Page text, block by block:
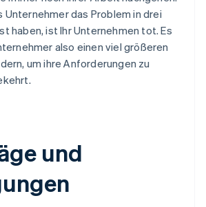
Unternehmer das Problem in drei
haben, ist Ihr Unternehmen tot. Es
also einen viel größeren
um ihre Anforderungen zu
und